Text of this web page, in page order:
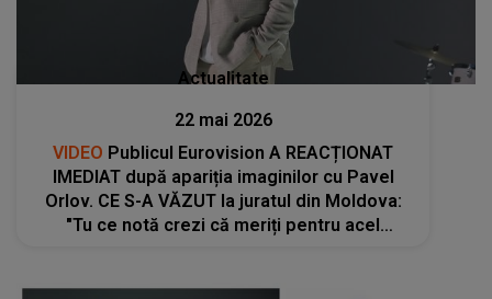
Actualitate
22 mai 2026
VIDEO Publicul Eurovision A REACȚIONAT
IMEDIAT după apariția imaginilor cu Pavel
Orlov. CE S-A VĂZUT la juratul din Moldova:
"Tu ce notă crezi că meriți pentru acel